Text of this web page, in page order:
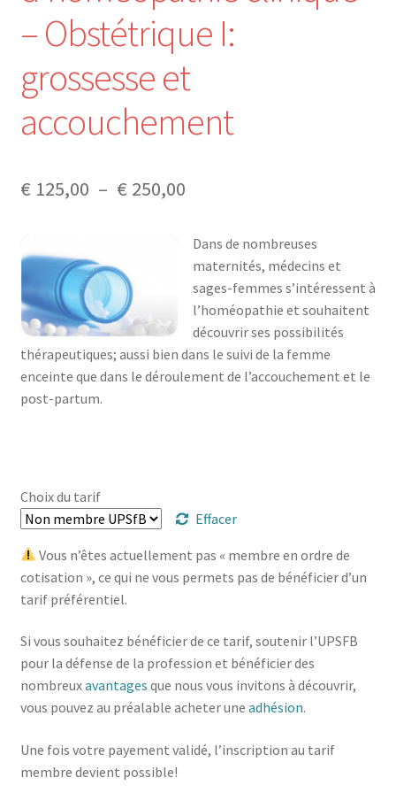
Mon compte
Mes commandes
Formations Courtes
Formations Diplomantes
Contact
Contactez nous
– Obstétrique I:
grossesse et
accouchement
€ 125,00 – € 250,00Plage
prix :
€ 125,00
à
€ 250,00
Dans de nombreuses
maternités, médecins et
sages-femmes s’intéressent à
l’homéopathie et souhaitent
découvrir ses possibilités
thérapeutiques; aussi bien dans le suivi de la femme
enceinte que dans le déroulement de l’accouchement et le
post-partum.
Choix du tarif
Effacer
Vous n’êtes actuellement pas « membre en ordre de
cotisation », ce qui ne vous permets pas de bénéficier d’un
tarif préférentiel.
Si vous souhaitez bénéficier de ce tarif, soutenir l’UPSFB
pour la défense de la profession et bénéficier des
nombreuxavantages que nous vous invitons à découvrir,
vous pouvez au préalable acheter une adhésion.
Une fois votre payement validé, l’inscription au tarif
membre devient possible!